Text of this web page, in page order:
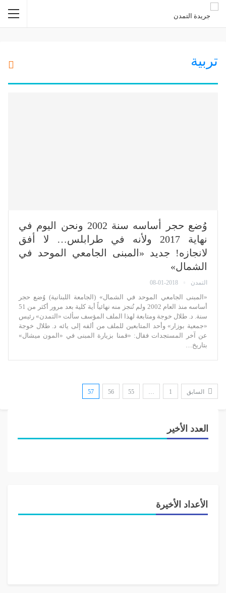
تربية
وُضع حجر أساسه سنة 2002 ونحن اليوم في
نهاية 2017 ولأنه في طرابلس… لا أفق
لانجازه! جديد «المبنى الجامعي الموحد في
الشمال»
التمدن 08-01-2018
«المبنى الجامعي الموحد في الشمال» (الجامعة اللبنانية) وُضع حجر
أساسه منذ العام 2002 ولم تُنجز منه نهائياً أية كلية بعد مرور أكثر من 51
سنة. د. طلال خوجة ومتابعة لهذا الملف المؤسف سألت «التمدن» رئيس
«جمعية بوزار» وأحد المتابعين للملف من ألفه إلى يائه د. طلال خوجة
عن آخر المستجدات فقال: «قمنا بزيارة المبنى في «المون ميشال»
بتاريخ…
السابق 1
…
55
56
57
العدد الأخير
الأعداد الأخيرة